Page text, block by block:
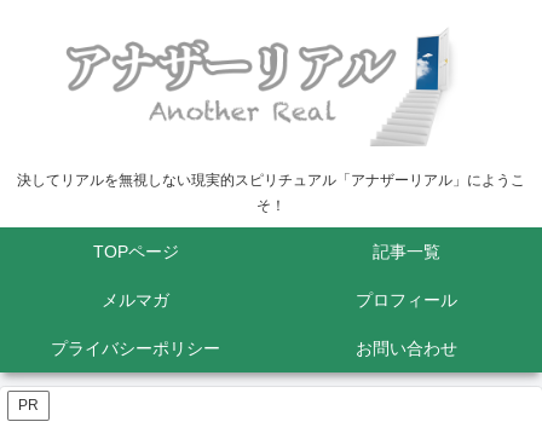
決してリアルを無視しない現実的スピリチュアル「アナザーリアル」にようこ
そ！
TOPページ 記事一覧
メルマガ プロフィール
プライバシーポリシー お問い合わせ
PR